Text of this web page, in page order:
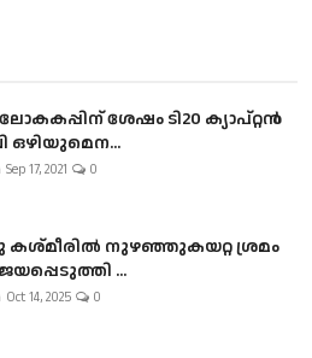
ലോകകപ്പിന് ശേഷം ടി20 ക്യാപ്റ്റൻ
ഒഴിയുമെന...
Sep 17, 2021 0
കശ്മീരിൽ നുഴഞ്ഞുകയറ്റ ശ്രമം
...
Oct 14, 2025 0